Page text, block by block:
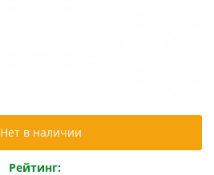
Нет в наличии
Рейтинг: